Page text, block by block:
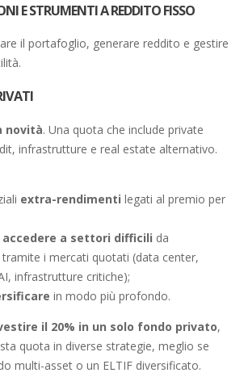
E STRUMENTI A REDDITO FISSO
il portafoglio, generare reddito e gestire
novità. Una quota che include private
infrastrutture e real estate alternativo.
extra-rendimenti legati al premio per
accedere a settori difficili da
i mercati quotati (data center,
infrastrutture critiche);
in modo più profondo.
il 20% in un solo fondo privato,
quota in diverse strategie, meglio se
multi-asset o un ELTIF diversificato.